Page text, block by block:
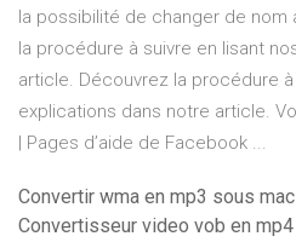
la possibilité de changer de
la procédure à suivre en lisant
article. Découvrez la procédure
explications dans notre article.
| Pages d’aide de Facebook ...
Convertir wma en mp3 sous mac
Convertisseur video vob en